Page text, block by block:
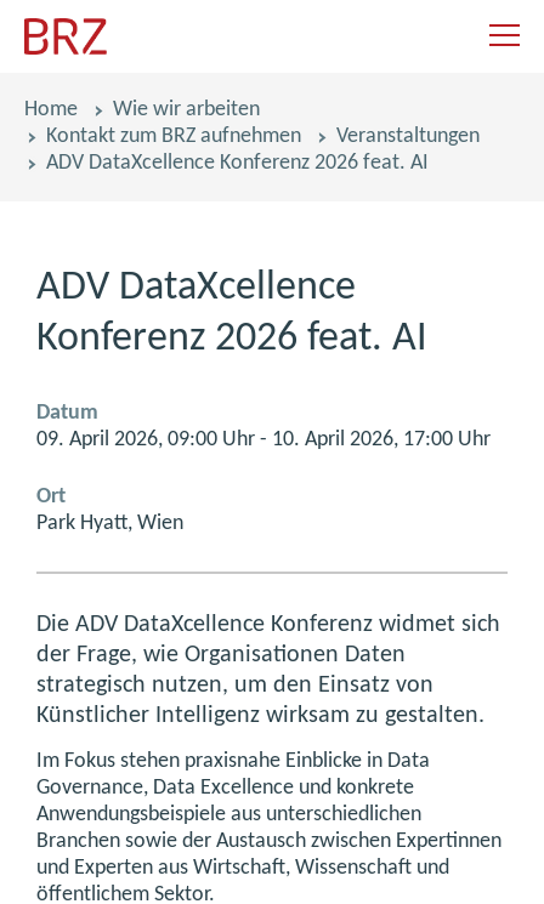
Pfadnavigation
Home
Wie wir arbeiten
Kontakt zum BRZ aufnehmen
Veranstaltungen
ADV DataXcellence Konferenz 2026 feat. AI
ADV DataXcellence
Konferenz 2026 feat. AI
Datum
09. April 2026, 09:00 Uhr - 10. April 2026, 17:00 Uhr
Ort
Park Hyatt, Wien
Die ADV DataXcellence Konferenz widmet sich
der Frage, wie Organisationen Daten
strategisch nutzen, um den Einsatz von
Künstlicher Intelligenz wirksam zu gestalten.
Im Fokus stehen praxisnahe Einblicke in Data
Governance, Data Excellence und konkrete
Anwendungsbeispiele aus unterschiedlichen
Branchen sowie der Austausch zwischen Expertinnen
und Experten aus Wirtschaft, Wissenschaft und
öffentlichem Sektor.